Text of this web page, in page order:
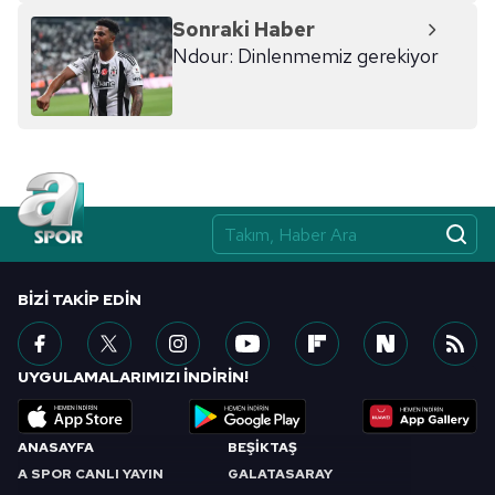
reklam/pazarlama faaliyetlerinin yapılması, amaçlarıyla
sınırlı olarak açık rızanız dahilinde kullanılacaktır.
Çerezlere ilişkin tercihlerinizi aşağıda yer alan panel
vasıtasıyla belirleyebilirsiniz. Çerezlere ilişkin detaylı bilgi
Metnimizi
6698 sayılı Kişisel Verilerin Korunması Kanunu uyarınca
hazırlanmış Aydınlatma Metnimizi okumak ve sitemizde
almak için lütfen
Sonraki Haber
Ndour: Dinlenmemiz gerekiyor
ANASAYFA
A SPOR CANLI YAYIN
BEŞİKTAŞ
GALATASARAY
BIZI TAKIP EDIN
UYGULAMALARIMIZI İNDİRİN!